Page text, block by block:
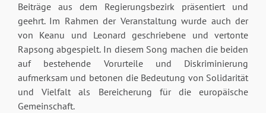
Beiträge aus dem Regierungsbezirk präsentiert und
geehrt. Im Rahmen der Veranstaltung wurde auch der
von Keanu und Leonard geschriebene und vertonte
Rapsong abgespielt. In diesem Song machen die beiden
auf bestehende Vorurteile und Diskriminierung
aufmerksam und betonen die Bedeutung von Solidarität
und Vielfalt als Bereicherung für die europäische
Gemeinschaft.